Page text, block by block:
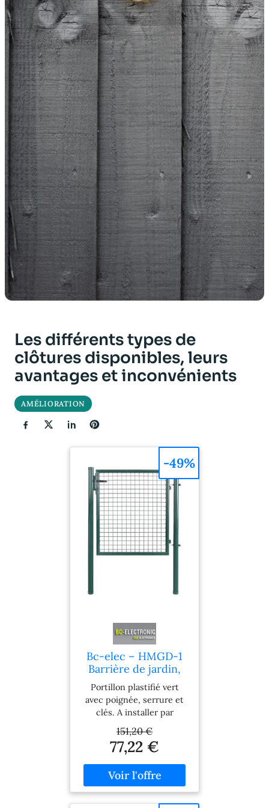
Les différents types de
clôtures disponibles, leurs
avantages et inconvénients
AMÉLIORATION
Bc-elec – HMGD-1
Barrière de jardin,
Portillon de jardin
100x100cm vert,
Porte de jardin,
Portail de clôture
Portillon plastifié vert
avec poignée, serrure et
clés. A installer par
scellement dans du béton
Caractéristiques
techniques Couleur: Vert
Matériaux: Acier galvanisé
+ poignée plastique (PP)
et clés en métal 3 Clés,
serrure et poignée fournis
151,20 €
77,22 €
-49%